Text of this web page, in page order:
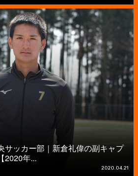
サッカー部｜新倉礼偉の副キャプ
2020年...
2020.04.21